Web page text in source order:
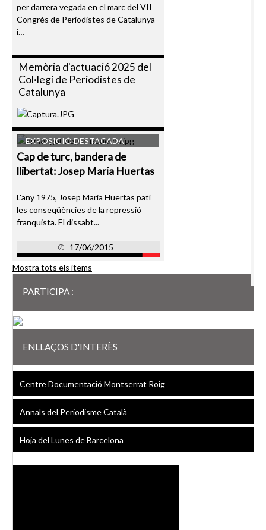
per darrera vegada en el marc del VII
Congrés de Periodistes de Catalunya
i…
Memòria d'actuació 2025 del
Col·legi de Periodistes de
Catalunya
EXPOSICIÓ DESTACADA
Cap de turc, bandera de
llibertat: Josep Maria Huertas
L'any 1975, Josep Maria Huertas patí
les conseqüències de la repressió
franquista. El dissabt...
17/06/2015
Mostra tots els ítems
PARTICIPA :
ENLLAÇOS D'INTERÈS
Centre Documentació Montserrat Roig
Annals del Periodisme Català
Hoja del Lunes de Barcelona